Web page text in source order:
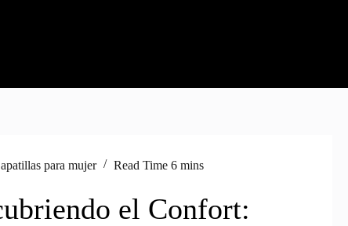
para mujer Read Time 6 mins
el Confort: